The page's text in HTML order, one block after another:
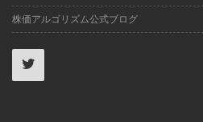
株価アルゴリズム公式ブログ